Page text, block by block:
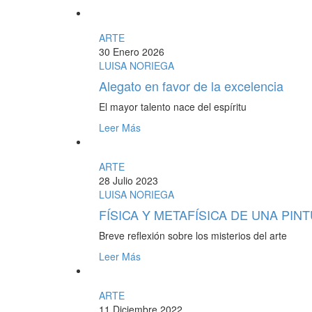
ARTE
30 Enero 2026
LUISA NORIEGA
Alegato en favor de la excelencia
El mayor talento nace del espíritu
Leer Más
ARTE
28 Julio 2023
LUISA NORIEGA
FÍSICA Y METAFÍSICA DE UNA
Breve reflexión sobre los misterios del arte
Leer Más
ARTE
11 Diciembre 2022